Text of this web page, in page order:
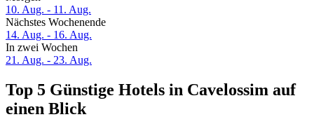
10. Aug. - 11. Aug.
Nächstes Wochenende
14. Aug. - 16. Aug.
In zwei Wochen
21. Aug. - 23. Aug.
Top 5 Günstige Hotels in Cavelossim auf
einen Blick